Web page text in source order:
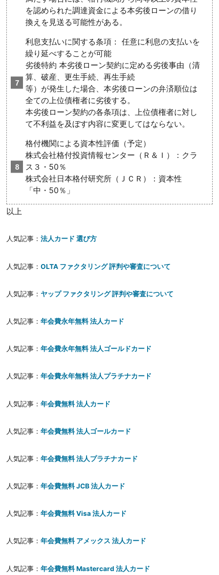
を認められた調達資金による本劣後ローンの借り
換えを見送る可能性がある。
利息支払いに関する条項： 任意に利息の支払いを
繰り延べすることが可能
劣後特約 本劣後ローン契約に定める劣後事由（清
算、破産、更生手続、再生手続
等）が発生した場合、本劣後ローンの弁済順位は
全ての上位債権者に劣後する。
本劣後ローン契約の各条項は、上位債権者に対し
て不利益を及ぼす内容に変更してはならない。
格付機関による資本性評価（予定）
株式会社格付投資情報センター（Ｒ＆Ｉ）：クラ
ス３・50％
株式会社日本格付研究所（ＪＣＲ）：資本性
「中・50％」
以上
人気記事：法人カード 選び方
人気記事：OLTA ファクタリング 評判や審査について
人気記事： ヤップ ファクタリング 評判や審査について
人気記事：年会費永年無料 法人カード
人気記事：年会費永年無料 法人ゴールドカード
人気記事：年会費永年無料 法人プラチナカード
人気記事：年会費無料 法人カード
人気記事：年会費無料 法人ゴールカード
人気記事：年会費無料 法人プラチナカード
人気記事：年会費無料 JCB 法人カード
人気記事：年会費無料 Visa 法人カード
人気記事：年会費無料 アメックス 法人カード
人気記事：年会費無料 Mastercard 法人カード